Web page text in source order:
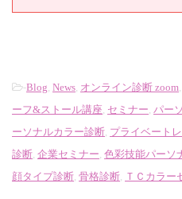
-Blog News オンライン診断 zoom
ーフ&ストール講座 セミナー パー
ーソナルカラー診断 プライベート
診断 企業セミナー 色彩技能パーソ
顔タイプ診断 骨格診断 ＴＣカラー